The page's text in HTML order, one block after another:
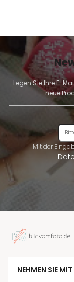
Legen Sie Ihre E-
neue
NEHMEN SIE